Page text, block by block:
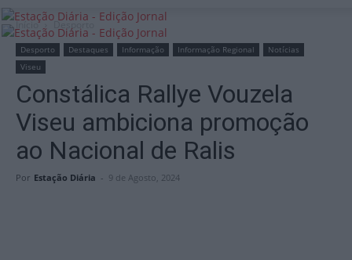
Início Desporto
Desporto Destaques Informação Informação Regional
Notícias
Viseu
Constálica Rallye Vouzela
Viseu ambiciona promoção
ao Nacional de Ralis
Por Estação Diária - 9 de Agosto, 2024